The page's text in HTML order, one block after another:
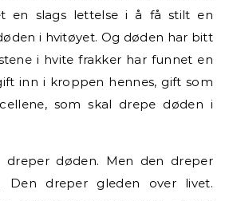
en slags lettelse i å få stilt en
i hvitøyet. Og døden har bitt
i hvite frakker har funnet en
inn i kroppen hennes, gift som
som skal drepe døden i
dreper døden. Men den dreper
Den dreper gleden over livet.